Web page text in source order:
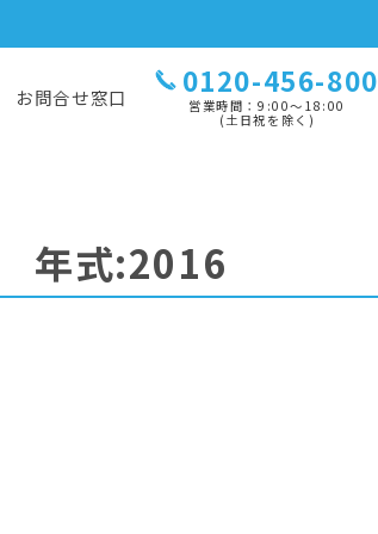
お問合せ窓口 0120-456-800
営業時間：9:00〜18:00
(土日祝を除く)
年式:2016